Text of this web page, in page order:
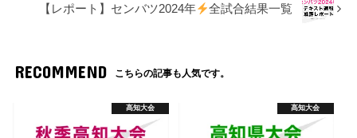
【レポート】センバツ2024年 全試合結果一覧
RECOMMEND こちらの記事も人気です。
高知大会 高知大会